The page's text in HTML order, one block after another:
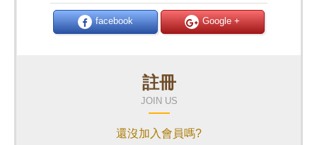
facebook Google +
註冊
JOIN US
還沒加入會員嗎?